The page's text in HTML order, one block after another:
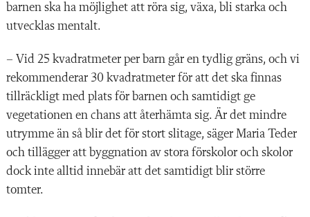
barnen ska ha möjlighet att röra sig, växa, bli starka och
utvecklas mentalt.
– Vid 25 kvadratmeter per barn går en tydlig gräns, och vi
rekommenderar 30 kvadratmeter för att det ska finnas
tillräckligt med plats för barnen och samtidigt ge
vegetationen en chans att återhämta sig. Är det mindre
utrymme än så blir det för stort slitage, säger Maria Teder
och tillägger att byggnation av stora förskolor och skolor
dock inte alltid innebär att det samtidigt blir större
tomter.